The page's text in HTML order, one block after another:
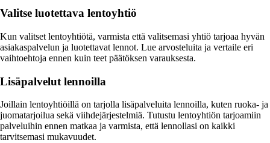
Valitse luotettava lentoyhtiö
Kun valitset lentoyhtiötä, varmista että valitsemasi yhtiö tarjoaa hyvän
asiakaspalvelun ja luotettavat lennot. Lue arvosteluita ja vertaile eri
vaihtoehtoja ennen kuin teet päätöksen varauksesta.
Lisäpalvelut lennoilla
Joillain lentoyhtiöillä on tarjolla lisäpalveluita lennoilla, kuten ruoka- ja
juomatarjoilua sekä viihdejärjestelmiä. Tutustu lentoyhtiön tarjoamiin
palveluihin ennen matkaa ja varmista, että lennollasi on kaikki
tarvitsemasi mukavuudet.